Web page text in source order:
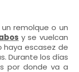
remolque o un
y se vuelcan
haya escasez de
Durante los días
por donde va a